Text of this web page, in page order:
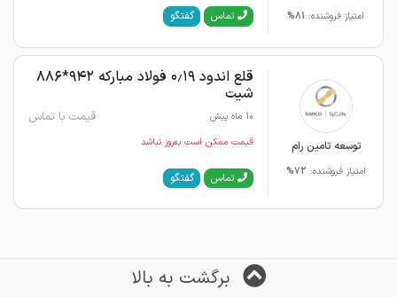
امتیاز فروشنده: 81% تماس گفتگو
توسعه تامین رام
امتیاز فروشنده: 72%
قلع اندود ۰٫۱۹ فولاد مبارکه ۹۴۲*۸۸۶
شیت
10 ماه پیش قیمت با تماس
قیمت ممکن است به‌روز نباشد
تماس گفتگو
برگشت به بالا